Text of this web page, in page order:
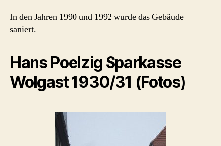
In den Jahren 1990 und 1992 wurde das Gebäude
saniert.
Hans Poelzig Sparkasse
Wolgast 1930/31 (Fotos)